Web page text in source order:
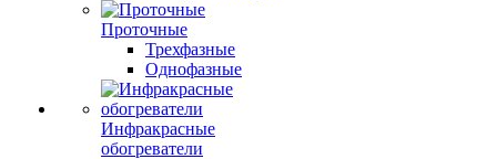
Проточные
Трехфазные
Однофазные
Инфракрасные
обогреватели